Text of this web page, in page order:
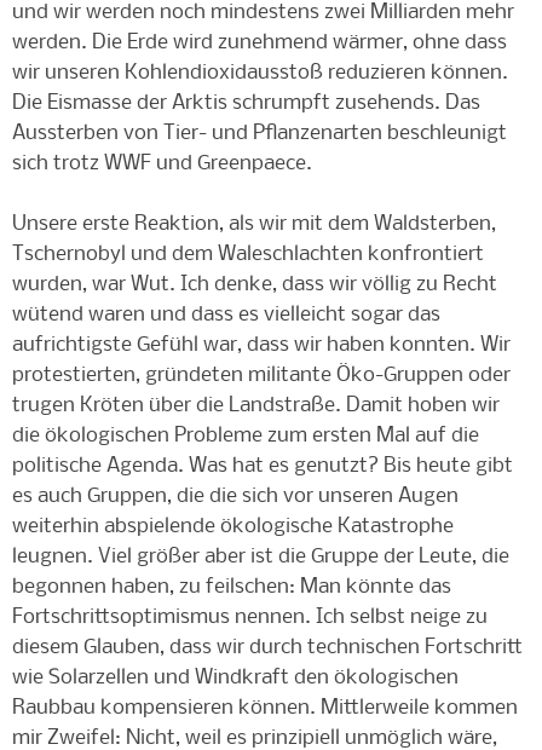
und wir werden noch mindestens zwei Milliarden mehr
werden. Die Erde wird zunehmend wärmer, ohne dass
wir unseren Kohlendioxidausstoß reduzieren können.
Die Eismasse der Arktis schrumpft zusehends. Das
Aussterben von Tier- und Pflanzenarten beschleunigt
sich trotz WWF und Greenpaece.
Unsere erste Reaktion, als wir mit dem Waldsterben,
Tschernobyl und dem Waleschlachten konfrontiert
wurden, war Wut. Ich denke, dass wir völlig zu Recht
wütend waren und dass es vielleicht sogar das
aufrichtigste Gefühl war, dass wir haben konnten. Wir
protestierten, gründeten militante Öko-Gruppen oder
trugen Kröten über die Landstraße. Damit hoben wir
die ökologischen Probleme zum ersten Mal auf die
politische Agenda. Was hat es genutzt? Bis heute gibt
es auch Gruppen, die die sich vor unseren Augen
weiterhin abspielende ökologische Katastrophe
leugnen. Viel größer aber ist die Gruppe der Leute, die
begonnen haben, zu feilschen: Man könnte das
Fortschrittsoptimismus nennen. Ich selbst neige zu
diesem Glauben, dass wir durch technischen Fortschritt
wie Solarzellen und Windkraft den ökologischen
Raubbau kompensieren können. Mittlerweile kommen
mir Zweifel: Nicht, weil es prinzipiell unmöglich wäre,